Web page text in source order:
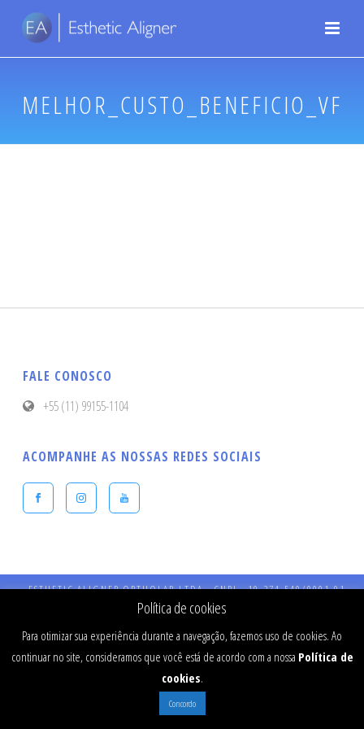
MELHOR_CUSTO_BENEFICIO_VF
FALE CONOSCO
+55 (11) 99155-1104
ACOMPANHE AS NOSSAS REDES SOCIAIS
ESTHETIC ALIGNER ORTHOLAB LTDA - CNPJ - 19.274.540/0001-91 -
Endereço: Praça Presidente Kennedy, 90 – Vila Bastos – CEP: 09041-040
Santo André - SP - CRO 984 - RT: Dr Fernando Stefanato Buranello -
Política de cookies
Para otimizar sua experiência durante a navegação, fazemos uso de cookies. Ao
continuar no site, consideramos que você está de acordo com a nossa Política de
cookies.
Concordo